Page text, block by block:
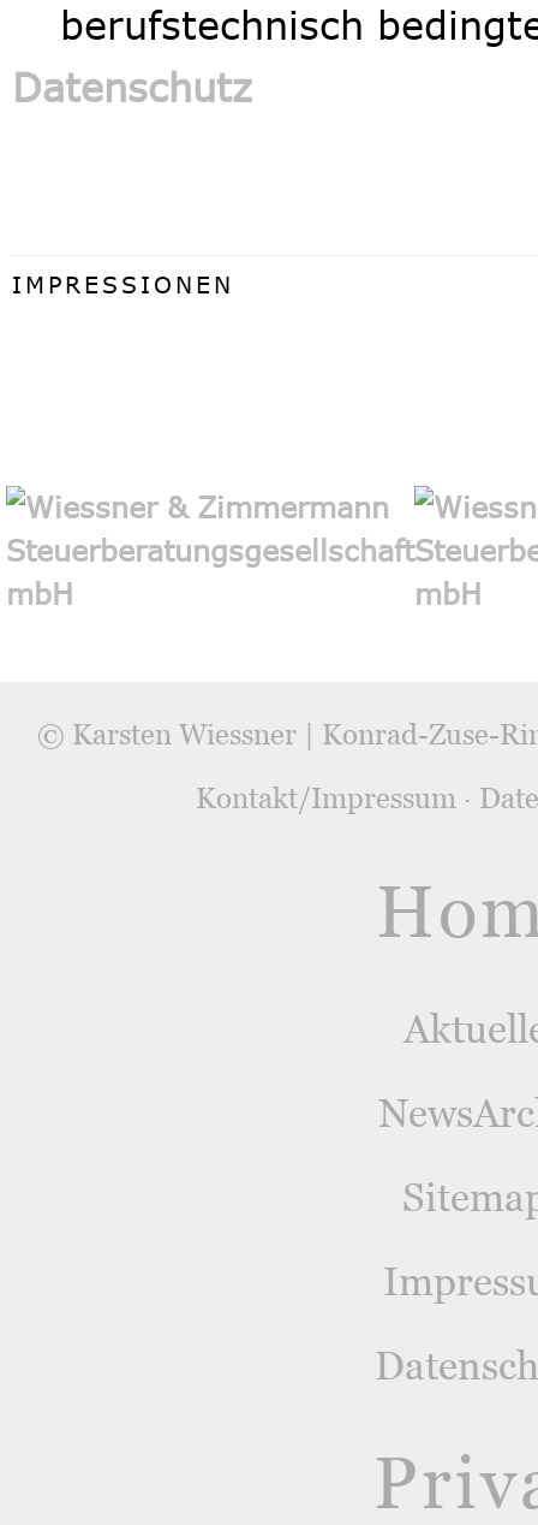
berufstechnisch
Datenschutz
IMPRESSIONEN
© Karsten Wiessner | Konrad-Zuse-
Kontakt/Impressum ·